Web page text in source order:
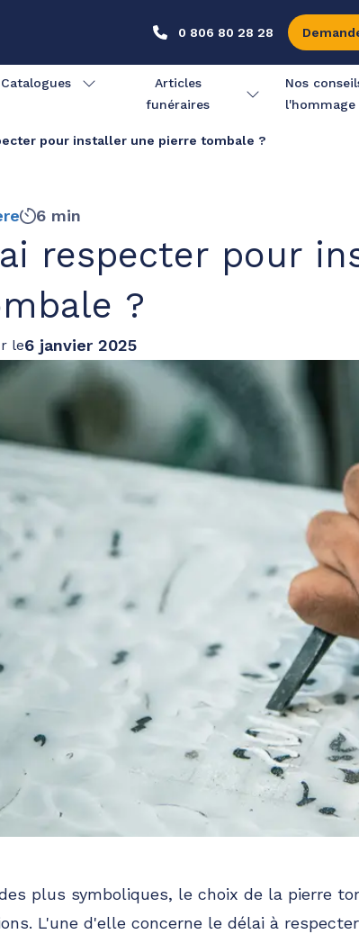
0 806 80 28 28
Catalogues
Articles
funéraires
Nos
l'hommage
pour installer une pierre tombale ?
6 min
respecter pour
?
le6 janvier 2025
plus symboliques, le choix de la pierre
L'une d'elle concerne le délai à